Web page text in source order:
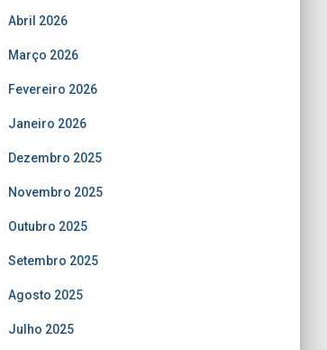
Abril 2026
Março 2026
Fevereiro 2026
Janeiro 2026
Dezembro 2025
Novembro 2025
Outubro 2025
Setembro 2025
Agosto 2025
Julho 2025